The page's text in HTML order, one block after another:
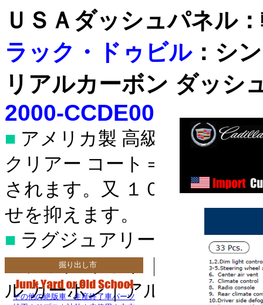
■クライスラー：３
デュランゴ_クロー
・チャージャー_ク
グランドチェロキ
ステンレ
掘り出し市
その他の絶版車・生産終了車パーツ
ＵＳＡダッシュパネル
ラック・ドゥビル：シ
リアルカーボン ダッシ
2000-CCDE00-A
■ アメリカ製 高級ドレスア
クリアー コート＝表面にキ
されます。又 １００％紫外
せを抑えます。
■ ラグジュアリー/スポーテ
セチック ウッド｜リアル ウ
ル カーボン｜アルミ｜クロ